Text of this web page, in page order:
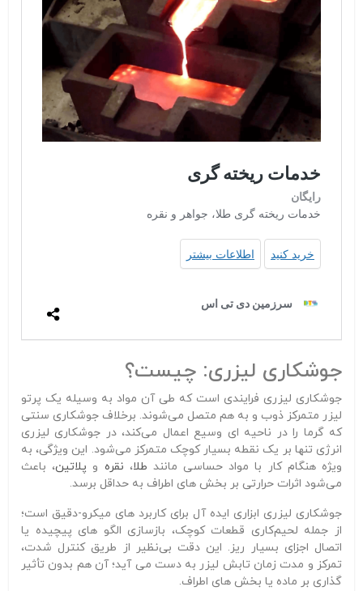
جوشکاری لیزری: چیست؟
جوشکاری لیزری فرایندی است که طی آن مواد به‌ وسیله یک پرتو
لیزر متمرکز ذوب و به هم متصل می‌شوند. برخلاف جوشکاری سنتی
که گرما را در ناحیه‌ ای وسیع اعمال می‌کند، در جوشکاری لیزری
انرژی تنها بر یک نقطه بسیار کوچک متمرکز می‌شود. این ویژگی، به‌
ویژه هنگام کار با مواد حساسی مانند طلا، نقره و پلاتین، باعث
می‌شود اثرات حرارتی بر بخش‌ های اطراف به حداقل برسد.
جوشکاری لیزری ابزاری ایده‌ آل برای کاربرد های میکرو-دقیق است؛
از جمله لحیم‌کاری قطعات کوچک، بازسازی الگو های پیچیده یا
اتصال اجزای بسیار ریز. این دقت بی‌نظیر از طریق کنترل شدت،
تمرکز و مدت‌ زمان تابش لیزر به دست می‌ آید؛ آن هم بدون تأثیر
گذاری بر ماده یا بخش‌ های اطراف.